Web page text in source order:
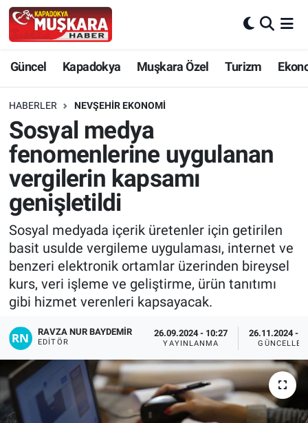
Güncel Kapadokya Muşkara Özel Turizm
HABERLER NEVŞEHIR EKONOMI
Sosyal medya
fenomenlerine uygulanan
vergilerin kapsamı
genişletildi
Sosyal medyada içerik üretenler için getirilen
basit usulde vergileme uygulaması, internet ve
benzeri elektronik ortamlar üzerinden bireysel
kurs, veri işleme ve geliştirme, ürün tanıtımı
gibi hizmet verenleri kapsayacak.
RAVZA NUR BAYDEMIR
EDITÖR
26.09.2024 - 10:27
YAYINLANMA
26.11.2024 -
Güncel
SEÇİM
Muşkara Özel
Ekonomi
Kapadokya
Turizm
Kültür - Sanat
Yaşam
VEFATLAR
Nevşehir Hava Durumu
Nevşehir Trafik Yoğunluk Haritası
Süper Lig Puan Durumu ve Fikstür
Tüm Manşetler
Son Dakika Haberleri
Haber Arşivi